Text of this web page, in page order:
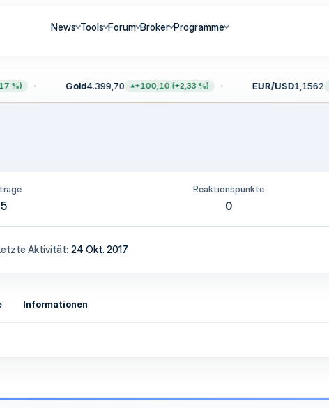
News Tools Forum Broker Programme
%) Gold4.399,70 +100,10 (+2,33 %) EUR/USD1,1562
5
Reaktionspunkte
0
Aktivität 24 Okt. 2017
Informationen